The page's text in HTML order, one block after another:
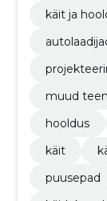
käit ja
muud
hooldus
käit
puusepad